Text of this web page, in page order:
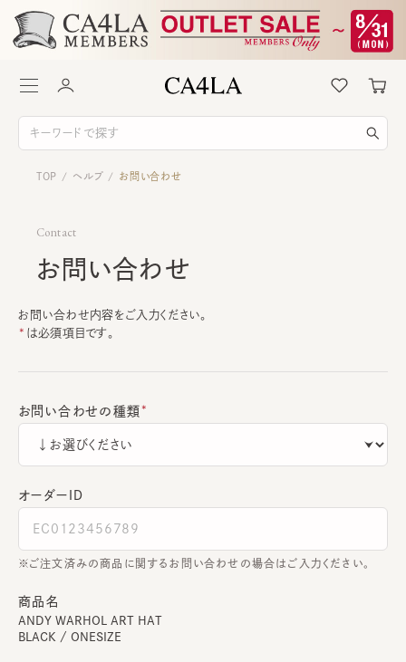
TOP / ヘルプ / お問い合わせ
Contact
お問い合わせ
お問い合わせ内容をご入力ください。
は必須項目です。
お問い合わせの種類
オーダーＩＤ
ご注文済みの商品に関するお問い合わせの場合はご入力ください。
商品名
ANDY WARHOL ART HAT
BLACK / ONESIZE